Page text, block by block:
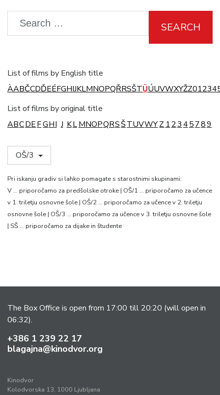
SEARCH
List of films by English title
ÀABČCDĎEÉFGHIJKLMNOPQŘRSŠTÜÚUVWXYŽZ01234
List of films by original title
ABCDEFGHI J KLMNOPQRSŠTUVWYZ 1 2345789
OŠ/3
Pri iskanju gradiv si lahko pomagate s starostnimi skupinami:
V … priporočamo za predšolske otroke | OŠ/1 … priporočamo za učence
v 1. triletju osnovne šole | OŠ/2 … priporočamo za učence v 2. triletju
osnovne šole | OŠ/3 … priporočamo za učence v 3. triletju osnovne šole
| SŠ … priporočamo za dijake in študente
The Box Office is open from 17:00 till 20:20 (will open in
06:32).
+386 1 239 22 17
blagajna@kinodvor.org
Kinodvor
Kolodvorska 13, 1000 Ljubljana